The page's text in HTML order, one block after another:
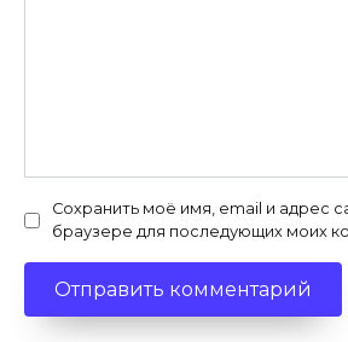
Сохранить моё имя, email и адрес
браузере для последующих моих